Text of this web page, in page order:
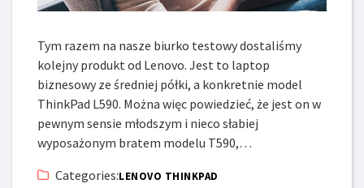
Tym razem na nasze biurko testowy dostaliśmy
kolejny produkt od Lenovo. Jest to laptop
biznesowy ze średniej półki, a konkretnie model
ThinkPad L590. Można więc powiedzieć, że jest on w
pewnym sensie młodszym i nieco słabiej
wyposażonym bratem modelu T590,…
Categories:LENOVO THINKPAD